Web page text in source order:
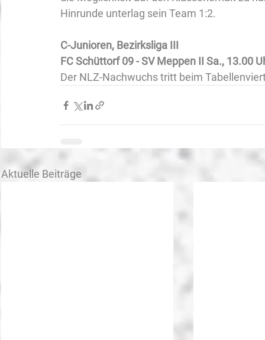
Hinrunde unterlag sein Team 1:2.
C-Junioren, Bezirksliga III
FC Schüttorf 09 - SV Meppen II Sa., 13.00
Der NLZ-Nachwuchs tritt beim
Aktuelle Beiträge